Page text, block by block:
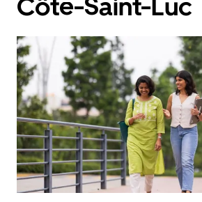
avec
le
et
sélectionner
une
date.
Appuyez
sur
la
touche
d'échappement
pour
fermer
le
calendrier.
Côte-Saint-Luc